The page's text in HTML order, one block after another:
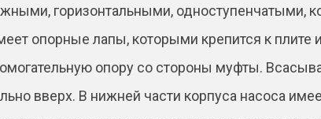
горизонтальными, одноступенчатыми,
опорные лапы, которыми крепится к
опору со стороны муфты.
вверх. В нижней части корпуса насоса